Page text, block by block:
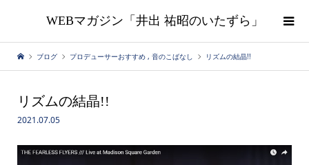
WEBマガジン「井出 祐昭のいたずら」
ブログ プロデューサーおすすめ , 音のこばなし リズムの結晶!!
リズムの結晶!!
2021.07.05